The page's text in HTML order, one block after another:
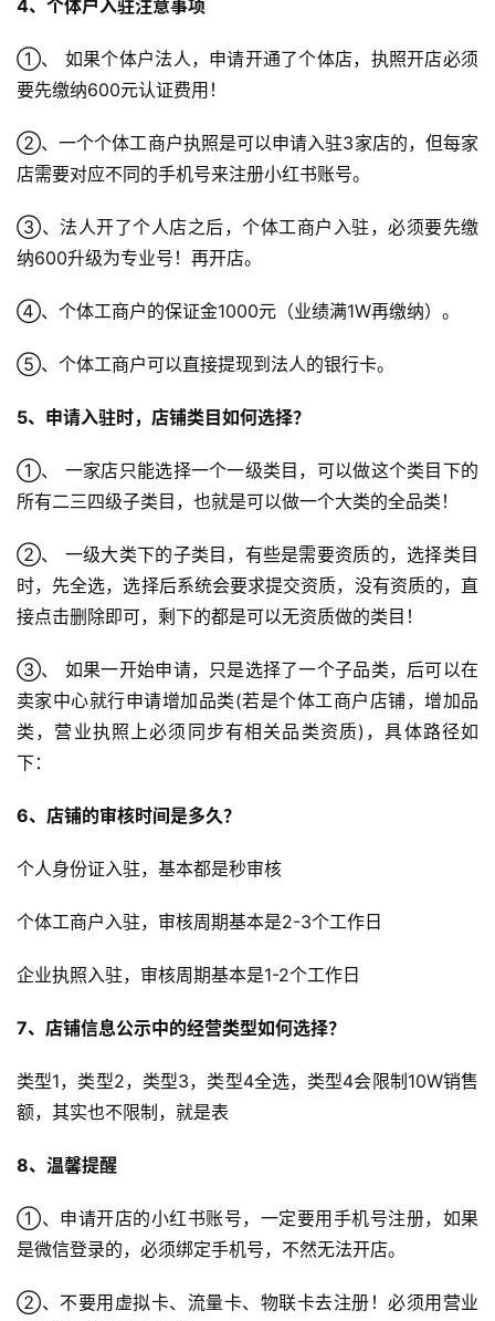
首
页
全
球
店
境
科
社
营
销
跨
境
导
4、个体户入驻注意事项
①、 如果个体户法人，申请开通了个体店，执照开店必须
要先缴纳600元认证费用！
②、一个个体工商户执照是可以申请入驻3家店的，但每家
店需要对应不同的手机号来注册小红书账号。
③、法人开了个人店之后，个体工商户入驻，必须要先缴
纳600升级为专业号！再开店。
④、个体工商户的保证金1000元（业绩满1W再缴纳）。
⑤、个体工商户可以直接提现到法人的银行卡。
5、申请入驻时，店铺类目如何选择？
①、 一家店只能选择一个一级类目，可以做这个类目下的
所有二三四级子类目，也就是可以做一个大类的全品类！
②、 一级大类下的子类目，有些是需要资质的，选择类目
时，先全选，选择后系统会要求提交资质，没有资质的，直
接点击删除即可，剩下的都是可以无资质做的类目！
③、 如果一开始申请，只是选择了一个子品类，后可以在
卖家中心就行申请增加品类(若是个体工商户店铺，增加品
类，营业执照上必须同步有相关品类资质)，具体路径如
下：
6、店铺的审核时间是多久？
个人身份证入驻，基本都是秒审核
个体工商户入驻，审核周期基本是2-3个工作日
企业执照入驻，审核周期基本是1-2个工作日
7、店铺信息公示中的经营类型如何选择？
类型1，类型2，类型3，类型4全选，类型4会限制10W销售
额，其实也不限制，就是表
8、温馨提醒
①、申请开店的小红书账号，一定要用手机号注册，如果
是微信登录的，必须绑定手机号，不然无法开店。
②、不要用虚拟卡、流量卡、物联卡去注册！必须用营业